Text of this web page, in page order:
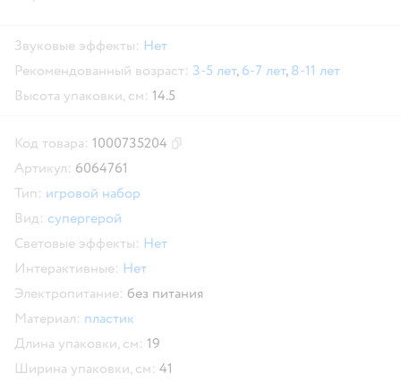
Звуковые эффекты: Нет
Рекомендованный возраст: 3-5 лет, 6-7 лет, 8-11 лет
Высота упаковки, см: 14.5
Код товара: 1000735204
Артикул: 6064761
Тип: игровой набор
Вид: супергерой
Световые эффекты: Нет
Интерактивные: Нет
Электропитание: без питания
Материал: пластик
Длина упаковки, см: 19
Ширина упаковки, см: 41